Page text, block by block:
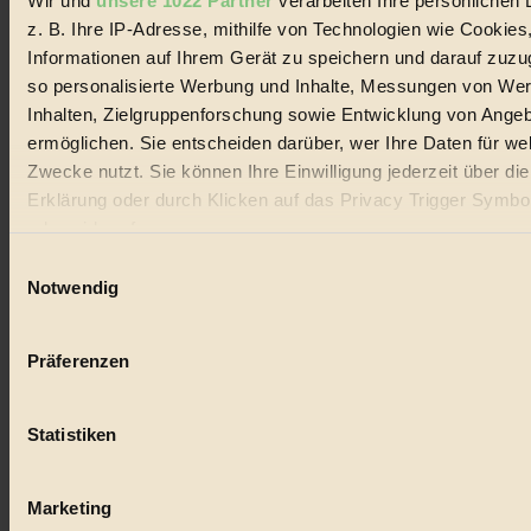
z. B. Ihre IP-Adresse, mithilfe von Technologien wie
Informationen auf Ihrem Gerät zu speichern und darauf
so personalisierte Werbung und Inhalte, Messungen von
Inhalten, Zielgruppenforschung sowie Entwicklung von
ermöglichen. Sie entscheiden darüber, wer Ihre Daten für
Zwecke nutzt. Sie können Ihre Einwilligung jederzeit über
Erklärung oder durch Klicken auf das Privacy Trigger
oder widerrufen
Wenn Sie es erlauben, würden wir auch gerne:
Ihr Gerät durch aktives Scannen nach bestimmten
Erfahren Sie mehr darüber, wie Ihre persönlichen Daten
Notwendig
Präferenzen
Statistiken
Marketing
Natur
kinderbuch
nachhaltig